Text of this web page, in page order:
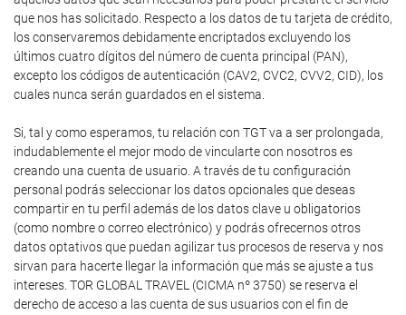
que nos has solicitado. Respecto a los datos de tu tarjeta de crédito,
los conservaremos debidamente encriptados excluyendo los
últimos cuatro dígitos del número de cuenta principal (PAN),
excepto los códigos de autenticación (CAV2, CVC2, CVV2, CID), los
cuales nunca serán guardados en el sistema.
Si, tal y como esperamos, tu relación con TGT va a ser prolongada,
indudablemente el mejor modo de vincularte con nosotros es
creando una cuenta de usuario. A través de tu configuración
personal podrás seleccionar los datos opcionales que deseas
compartir en tu perfil además de los datos clave u obligatorios
(como nombre o correo electrónico) y podrás ofrecernos otros
datos optativos que puedan agilizar tus procesos de reserva y nos
sirvan para hacerte llegar la información que más se ajuste a tus
intereses. TOR GLOBAL TRAVEL (CICMA nº 3750) se reserva el
derecho de acceso a las cuenta de sus usuarios con el fin de